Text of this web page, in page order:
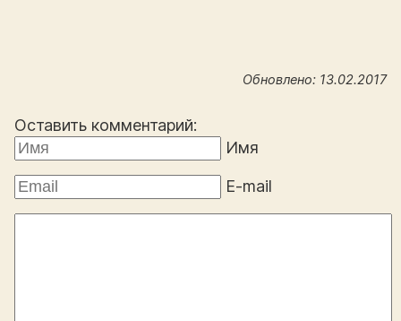
Обновлено: 13.02.2017
Оставить комментарий:
Имя
E-mail